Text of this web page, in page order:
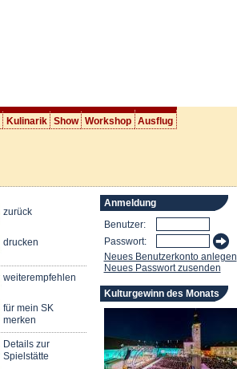
Kulinarik Show Workshop Ausflug
zurück
drucken
weiterempfehlen
für mein SK
merken
Details zur
Spielstätte
Anmeldung
Benutzer:
Passwort:
Neues Benutzerkonto anlegen
Neues Passwort zusenden
Kulturgewinn des Monats